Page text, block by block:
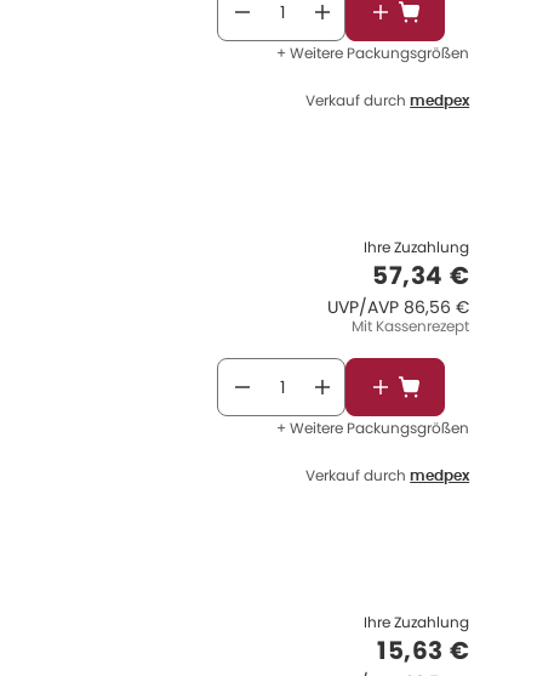
In den
+ Weitere Packungsgrößen
Verkauf durch medpex
Ihre Zuzahlung
57,34 €
UVP/AVP UVP/AVP
86,56 €
Mit Kassenrezept
In den
+ Weitere Packungsgrößen
Verkauf durch medpex
Ihre Zuzahlung
15,63 €